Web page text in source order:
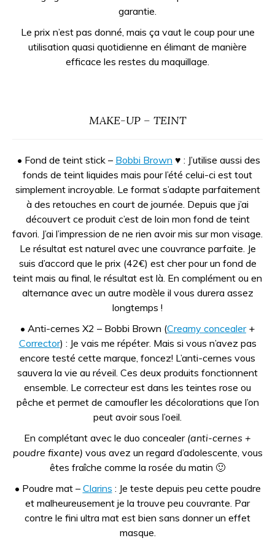
garantie.
Le prix n’est pas donné, mais ça vaut le coup pour une
utilisation quasi quotidienne en élimant de manière
efficace les restes du maquillage.
MAKE-UP – TEINT
• Fond de teint stick – Bobbi Brown ♥ : J’utilise aussi des
fonds de teint liquides mais pour l’été celui-ci est tout
simplement incroyable. Le format s’adapte parfaitement
à des retouches en court de journée. Depuis que j’ai
découvert ce produit c’est de loin mon fond de teint
favori. J’ai l’impression de ne rien avoir mis sur mon visage.
Le résultat est naturel avec une couvrance parfaite. Je
suis d’accord que le prix (42€) est cher pour un fond de
teint mais au final, le résultat est là. En complément ou en
alternance avec un autre modèle il vous durera assez
longtemps !
• Anti-cernes X2 – Bobbi Brown (Creamy concealer+
Corrector) : Je vais me répéter. Mais si vous n’avez pas
encore testé cette marque, foncez! L’anti-cernes vous
sauvera la vie au réveil. Ces deux produits fonctionnent
ensemble. Le correcteur est dans les teintes rose ou
pêche et permet de camoufler les décolorations que l’on
peut avoir sous l’oeil.
En complétant avec le duo concealer (anti-cernes +
poudre fixante) vous avez un regard d’adolescente, vous
êtes fraîche comme la rosée du matin 🙂
• Poudre mat – Clarins : Je teste depuis peu cette poudre
et malheureusement je la trouve peu couvrante. Par
contre le fini ultra mat est bien sans donner un effet
masque.